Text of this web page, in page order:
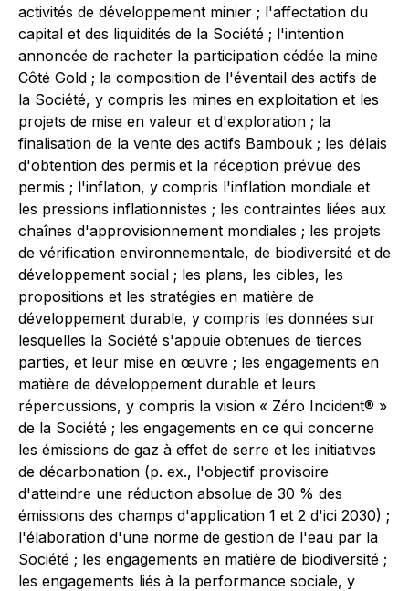
activités de développement minier ; l'affectation du
capital et des liquidités de la Société ; l'intention
annoncée de racheter la participation cédée la mine
Côté Gold ; la composition de l'éventail des actifs de
la Société, y compris les mines en exploitation et les
projets de mise en valeur et d'exploration ; la
finalisation de la vente des actifs Bambouk ; les délais
d'obtention des permis et la réception prévue des
permis ; l'inflation, y compris l'inflation mondiale et
les pressions inflationnistes ; les contraintes liées aux
chaînes d'approvisionnement mondiales ; les projets
de vérification environnementale, de biodiversité et de
développement social ; les plans, les cibles, les
propositions et les stratégies en matière de
développement durable, y compris les données sur
lesquelles la Société s'appuie obtenues de tierces
parties, et leur mise en œuvre ; les engagements en
matière de développement durable et leurs
répercussions, y compris la vision « Zéro Incident® »
de la Société ; les engagements en ce qui concerne
les émissions de gaz à effet de serre et les initiatives
de décarbonation (p. ex., l'objectif provisoire
d'atteindre une réduction absolue de 30 % des
émissions des champs d'application 1 et 2 d'ici 2030) ;
l'élaboration d'une norme de gestion de l'eau par la
Société ; les engagements en matière de biodiversité ;
les engagements liés à la performance sociale, y